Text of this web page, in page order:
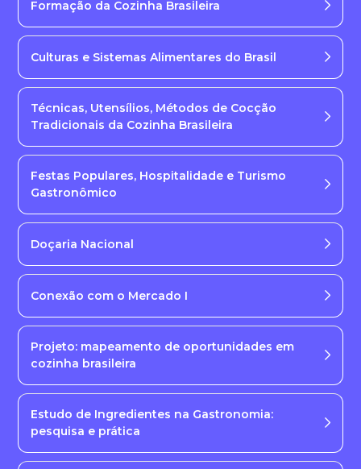
Formação da Cozinha Brasileira
Culturas e Sistemas Alimentares do Brasil
Técnicas, Utensílios, Métodos de Cocção
Tradicionais da Cozinha Brasileira
Festas Populares, Hospitalidade e Turismo
Gastronômico
Doçaria Nacional
Conexão com o Mercado I
Projeto: mapeamento de oportunidades em
cozinha brasileira
Estudo de Ingredientes na Gastronomia:
pesquisa e prática